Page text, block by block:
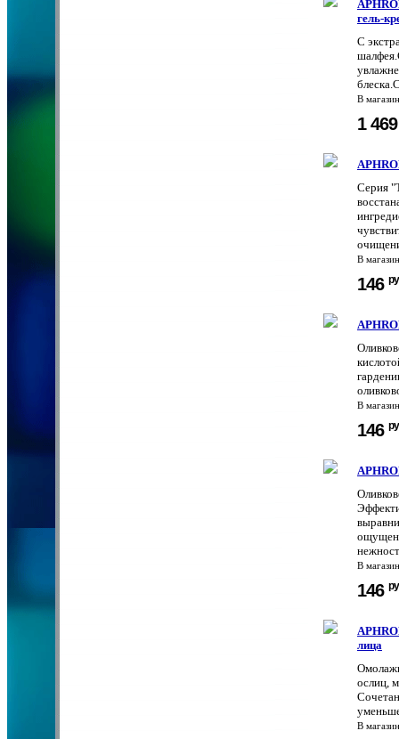
гель-
С
В
1
Серия
В
146
В
146
В
146
лица
ослиц,
В